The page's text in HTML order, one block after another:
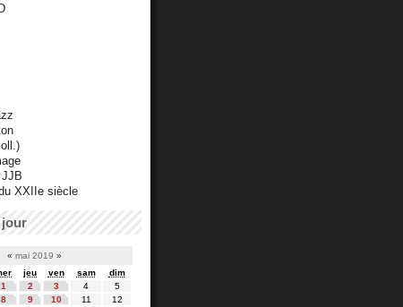
XXIIe siècle
jour
« mai 2019 »
jeu ven sam
dim
1
2 3 4
5
8 9 10 11
12